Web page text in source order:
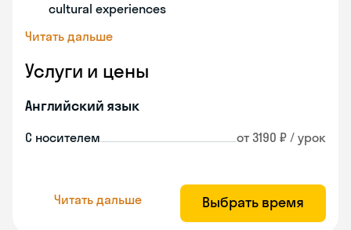
cultural experiences
Читать дальше
Услуги и цены
Английский язык
С носителем от 3190 ₽ / урок
Читать дальше Выбрать время